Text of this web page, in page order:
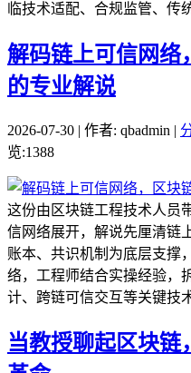
临技术适配、合规监管、传
解码链上可信网络
的专业解说
2026-07-30 | 作者: qbadmin |
览:1388
这份由区块链工程技术人员
信网络展开，解说先厘清链
账本、共识机制为底层支撑
络，工程师结合实操经验，
计、跨链可信交互等关键技
当教授聊起区块链